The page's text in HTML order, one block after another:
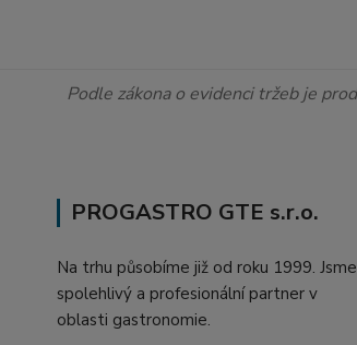
Podle zákona o evidenci tržeb je
PROGASTRO GTE s.r.o.
Na trhu působíme již od roku 1999. Jsme
spolehlivý a profesionální partner v
oblasti gastronomie.